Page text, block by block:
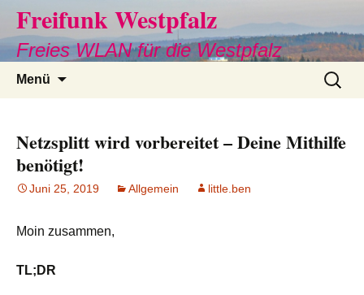
Freifunk Westpfalz
Freies WLAN für die Westpfalz
Menü
Suche
nach:
Netzsplitt wird vorbereitet – Deine Mithilfe
benötigt!
Juni 25, 2019 Allgemein little.ben
Moin zusammen,
TL;DR